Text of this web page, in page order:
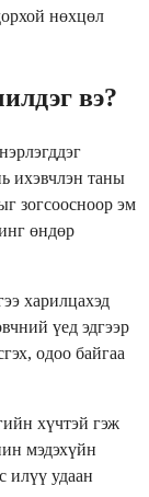
нөхцөл
вэ?
ихэвчлэн таны
зогсоосноор эм
өндөр
харилцахэд
үед эдгээр
одоо байгаа
хүчтэй гэж
мэдэхүйн
илүү удаан